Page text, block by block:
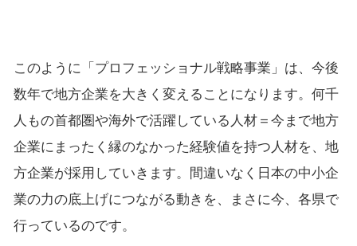
このように「プロフェッショナル戦略事業」は、今後
数年で地方企業を大きく変えることになります。何千
人もの首都圏や海外で活躍している人材＝今まで地方
企業にまったく縁のなかった経験値を持つ人材を、地
方企業が採用していきます。間違いなく日本の中小企
業の力の底上げにつながる動きを、まさに今、各県で
行っているのです。